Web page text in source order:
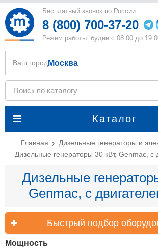
Бесплатный звонок по России
8 (800) 700-37-20
Режим работы: будни с 08:00 до
Каталог
Ваш город Москва
Главная
Дизельные генераторы и
Дизельные генераторы 30 кВт, Genmac, с
Дизельные
Genmac, с
Быстрый подбор
Мощность